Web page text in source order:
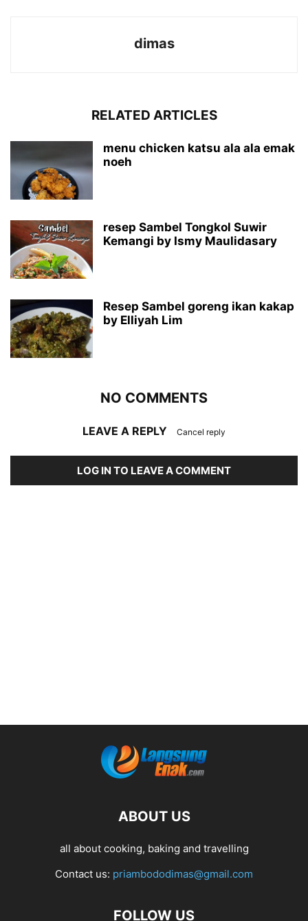
dimas
RELATED ARTICLES
menu chicken katsu ala ala emak
noeh
resep Sambel Tongkol Suwir
Kemangi by Ismy Maulidasary
Resep Sambel goreng ikan kakap
by Elliyah Lim
NO COMMENTS
LEAVE A REPLY Cancel reply
LOG IN TO LEAVE A COMMENT
ABOUT US
all about cooking, baking and travelling
Contact us: priambododimas@gmail.com
FOLLOW US